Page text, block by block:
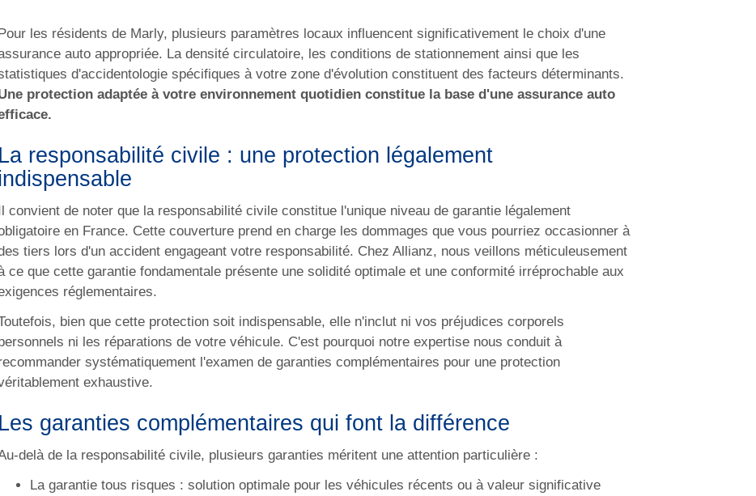
les résidents de Marly, plusieurs paramètres locaux influencent significativement le choix d'une
auto appropriée. La densité circulatoire, les conditions de stationnement ainsi que les
d'accidentologie spécifiques à votre zone d'évolution constituent des facteurs déterminants.
protection adaptée à votre environnement quotidien constitue la base d'une assurance auto
La responsabilité civile : une protection légalement
convient de noter que la responsabilité civile constitue l'unique niveau de garantie légalement
en France. Cette couverture prend en charge les dommages que vous pourriez occasionner à
tiers lors d'un accident engageant votre responsabilité. Chez Allianz, nous veillons méticuleusement
ce que cette garantie fondamentale présente une solidité optimale et une conformité irréprochable aux
réglementaires.
bien que cette protection soit indispensable, elle n'inclut ni vos préjudices corporels
ni les réparations de votre véhicule. C'est pourquoi notre expertise nous conduit à
systématiquement l'examen de garanties complémentaires pour une protection
exhaustive.
Les garanties complémentaires qui font la différence
delà de la responsabilité civile, plusieurs garanties méritent une attention particulière :
La garantie tous risques : solution optimale pour les véhicules récents ou à valeur significative